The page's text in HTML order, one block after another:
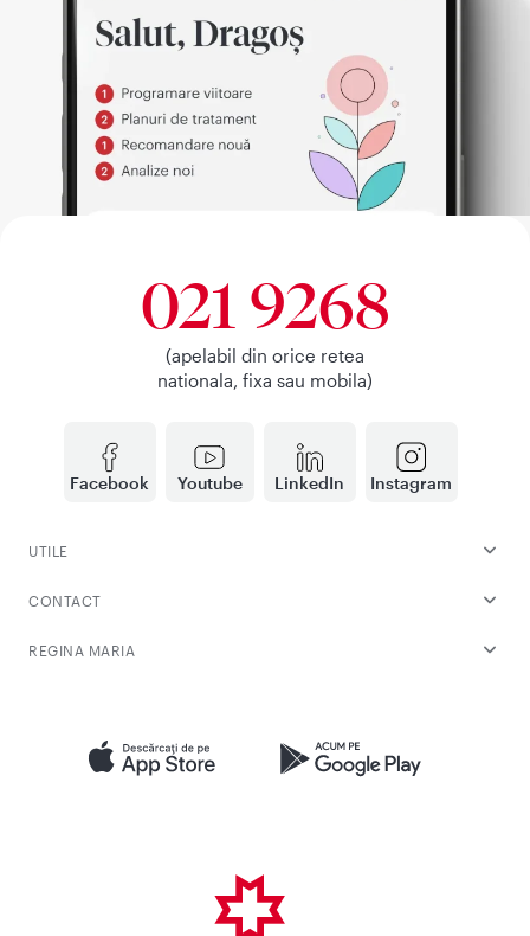
Facebook Youtube LinkedIn Instagram
021 9268
(apelabil din orice retea
nationala, fixa sau mobila)
UTILE
CONTACT
REGINA MARIA